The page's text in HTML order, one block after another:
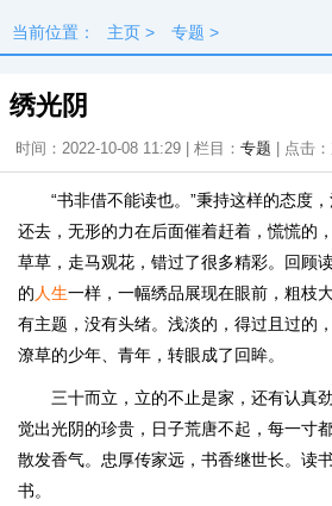
当前位置： 主页 > 专题 >
绣光阴
时间：2022-10-08 11:29 | 栏目： 专题 | 点击：
“书非借不能读也。”秉持这样的态度
还去，无形的力在后面催着赶着，慌慌的
草草，走马观花，错过了很多精彩。回顾
的 人生一样，一幅绣品展现在眼前，粗枝
有主题，没有头绪。浅淡的，得过且过的
潦草的少年、青年，转眼成了回眸。
三十而立，立的不止是家，还有认真
觉出光阴的珍贵，日子荒唐不起，每一寸
散发香气。忠厚传家远，书香继世长。读
书。